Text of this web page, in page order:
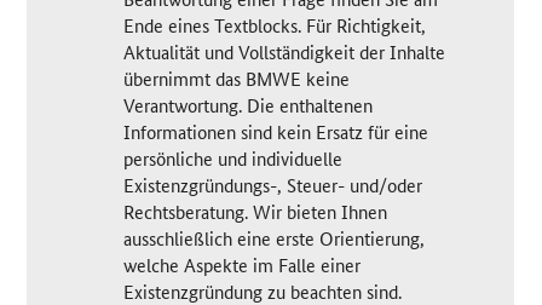
Ende eines Textblocks. Für Richtigkeit,
Aktualität und Vollständigkeit der Inhalte
übernimmt das BMWE keine
Verantwortung. Die enthaltenen
Informationen sind kein Ersatz für eine
persönliche und individuelle
Existenzgründungs-, Steuer- und/oder
Rechtsberatung. Wir bieten Ihnen
ausschließlich eine erste Orientierung,
welche Aspekte im Falle einer
Existenzgründung zu beachten sind.